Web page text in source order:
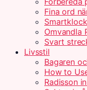
Fina ord
Omvandla
Svart
Livsstil
Bagaren
How to
Radisson